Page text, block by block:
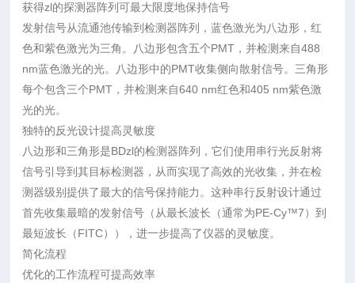
获得zl的探测器阵列可最大限度地保持信号
发射信号从流通池传输到检测器阵列，蓝色激光为八边形，红
色和紫色激光为三角。八边形包含五个PMT，并检测来自488
nm蓝色激光的光。八边形中的PMT收集侧向散射信号。三角形
每个包含三个PMT，并检测来自640 nm红色和405 nm紫色激
光的光。
独特的反光设计提高灵敏度
八边形和三角形是BDzl的检测器阵列，它们使用串行光反射将
信号引导到其目标检测器，从而实现了高效的光收集，并在检
测器级别提供了最大的信号保持能力。这种串行反射设计通过
首先收集最暗的发射信号（从最长波长（通常为PE-Cy™7）到
最短波长（FITC）），进一步提高了仪器的灵敏度。
简化流程
优化的工作流程可提高效率